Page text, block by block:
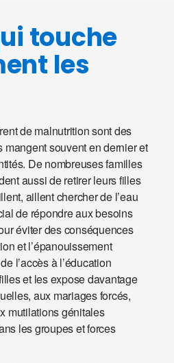
touche
les
de malnutrition sont des
souvent en dernier et
De nombreuses familles
aussi de retirer leurs filles
aillent chercher de l’eau
de répondre aux besoins
éviter des conséquences
et l’épanouissement
l’accès à l’éducation
et les expose davantage
aux mariages forcés,
mutilations génitales
les groupes et forces